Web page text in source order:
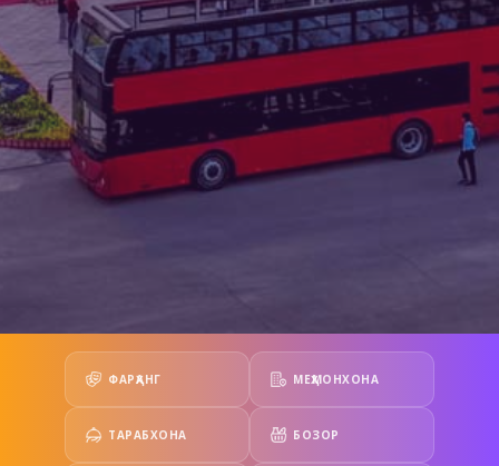
ФАРҲАНГ МЕҲМОНХОНА
ТАРАБХОНА БОЗОР